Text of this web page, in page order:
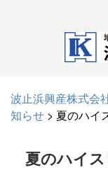
波止浜興産株式会
知らせ > 夏のハイ
夏のハイ